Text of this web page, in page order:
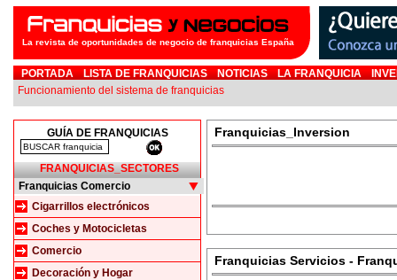
La revista de oportunidades de negocio de franquicias España
PORTADA LISTA DE FRANQUICIAS NOTICIAS LA FRANQUICIA
Funcionamiento del sistema de franquicias
GUÍA DE FRANQUICIAS
FRANQUICIAS_SECTORES
Franquicias Comercio
Cigarrillos electrónicos
Coches y Motocicletas
Comercio
Decoración y Hogar
Franquicias_Inversion
Franquicias Servicios -